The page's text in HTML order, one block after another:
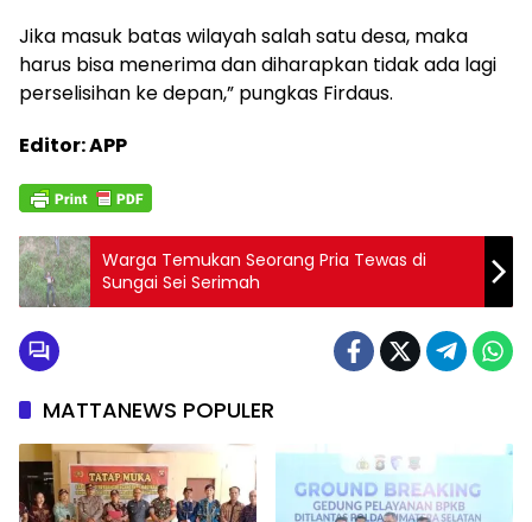
Jika masuk batas wilayah salah satu desa, maka
harus bisa menerima dan diharapkan tidak ada lagi
perselisihan ke depan,” pungkas Firdaus.
Editor: APP
Warga Temukan Seorang Pria Tewas di
Sungai Sei Serimah
MATTANEWS POPULER